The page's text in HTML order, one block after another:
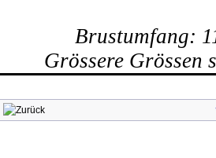
Brustumfang:
Grössere Grössen